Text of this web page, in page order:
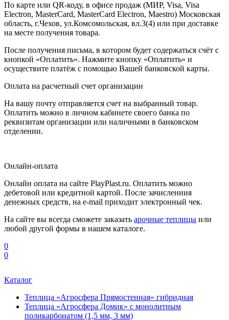
По карте или QR-коду, в офисе продаж (МИР, Visa, Visa
Electron, MasterCard, MasterCard Electron, Maestro) Московская
область, г.Чехов, ул.Комсомольская, вл.3(4) или при доставке
на месте получения товара.
После получения письма, в котором будет содержаться счёт с
кнопкой «Оплатить». Нажмите кнопку «Оплатить» и
осуществите платёж с помощью Вашей банковской карты.
Оплата на расчетный счет организации
На вашу почту отправляется счет на выбранный товар.
Оплатить можно в личном кабинете своего банка по
реквизитам организации или наличными в банковском
отделении.
Онлайн-оплата
Онлайн оплата на сайте PlayPlast.ru. Оплатить можно
дебетовой или кредитной картой. После зачисленния
денежных средств, на e-mail приходит электронный чек.
На сайте вы всегда сможете заказать арочные теплицы или
любой другой формы в нашем каталоге.
0
0
Каталог
Теплица «Агросфера Прямостенная» гибридная
Теплица «Агросфера Домик» с монолитным
поликарбонатом (1,5 мм, 3 мм)